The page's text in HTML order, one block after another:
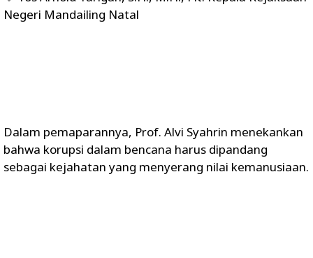
Negeri Mandailing Natal
Dalam pemaparannya, Prof. Alvi Syahrin menekankan
bahwa korupsi dalam bencana harus dipandang
sebagai kejahatan yang menyerang nilai kemanusiaan.